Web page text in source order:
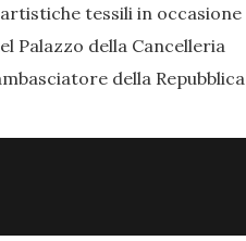
tessili in occasione
Palazzo della Cancelleria
della Repubblica